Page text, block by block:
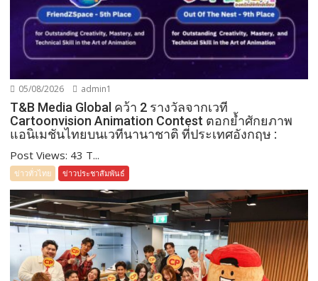
05/08/2026 admin1
T&B Media Global คว้า 2 รางวัลจากเวที
Cartoonvision Animation Contest ตอกย้ำศักยภาพ
แอนิเมชันไทยบนเวทีนานาชาติ ที่ประเทศอังกฤษ :
Post Views: 43 T...
ข่าวทั่วไทย ข่าวประชาสัมพันธ์